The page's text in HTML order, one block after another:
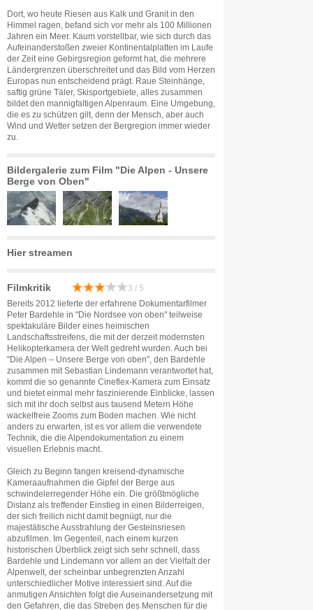
Dort, wo heute Riesen aus Kalk und Granit in den
Himmel ragen, befand sich vor mehr als 100 Millionen
Jahren ein Meer. Kaum vorstellbar, wie sich durch das
Aufeinanderstoßen zweier Kontinentalplatten im Laufe
der Zeit eine Gebirgsregion geformt hat, die mehrere
Ländergrenzen überschreitet und das Bild vom Herzen
Europas nun entscheidend prägt. Raue Steinhänge,
saftig grüne Täler, Skisportgebiete, alles zusammen
bildet den mannigfaltigen Alpenraum. Eine Umgebung,
die es zu schützen gilt, denn der Mensch, aber auch
Wind und Wetter setzen der Bergregion immer wieder
zu.
Bildergalerie zum Film "Die Alpen - Unsere
Berge von Oben"
Hier streamen
Filmkritik 3 / 5
Bereits 2012 lieferte der erfahrene Dokumentarfilmer
Peter Bardehle in "Die Nordsee von oben" teilweise
spektakuläre Bilder eines heimischen
Landschaftsstreifens, die mit der derzeit modernsten
Helikopterkamera der Welt gedreht wurden. Auch bei
"Die Alpen – Unsere Berge von oben", den Bardehle
zusammen mit Sebastian Lindemann verantwortet hat,
kommt die so genannte Cineflex-Kamera zum Einsatz
und bietet einmal mehr faszinierende Einblicke, lassen
sich mit ihr doch selbst aus tausend Metern Höhe
wackelfreie Zooms zum Boden machen. Wie nicht
anders zu erwarten, ist es vor allem die verwendete
Technik, die die Alpendokumentation zu einem
visuellen Erlebnis macht.
Gleich zu Beginn fangen kreisend-dynamische
Kameraaufnahmen die Gipfel der Berge aus
schwindelerregender Höhe ein. Die größtmögliche
Distanz als treffender Einstieg in einen Bilderreigen,
der sich freilich nicht damit begnügt, nur die
majestätische Ausstrahlung der Gesteinsriesen
abzufilmen. Im Gegenteil, nach einem kurzen
historischen Überblick zeigt sich sehr schnell, dass
Bardehle und Lindemann vor allem an der Vielfalt der
Alpenwelt, der scheinbar unbegrenzten Anzahl
unterschiedlicher Motive interessiert sind. Auf die
anmutigen Ansichten folgt die Auseinandersetzung mit
den Gefahren, die das Streben des Menschen für die